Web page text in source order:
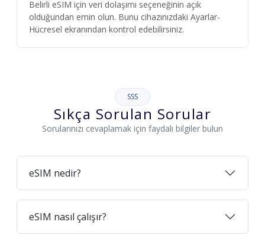
Belirli eSIM için veri dolaşımı seçeneğinin açık
olduğundan emin olun. Bunu cihazınızdaki Ayarlar-
Hücresel ekranından kontrol edebilirsiniz.
SSS
Sıkça Sorulan Sorular
Sorularınızı cevaplamak için faydalı bilgiler bulun
eSIM nedir?
eSIM nasıl çalışır?